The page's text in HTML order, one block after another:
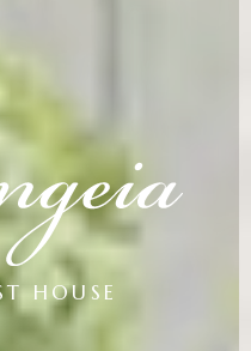
HOUSE